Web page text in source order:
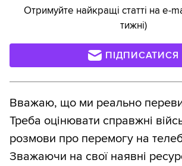
Отримуйте найкращі статті на e-
тижні)
ПІДПИСАТИСЯ
Вважаю, що ми реально
Треба оцінювати справжні
розмови про перемогу на
Зважаючи на свої наявні